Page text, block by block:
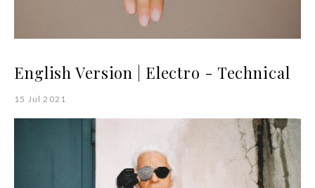
English Version | Electro - Technical
15 Jul 2021